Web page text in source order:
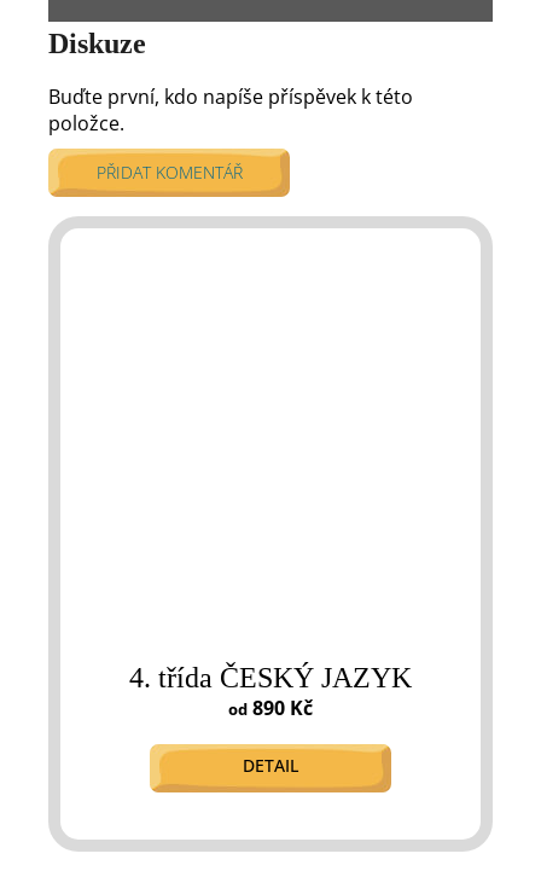
4. třída ČESKÝ JAZYK
od 890 Kč
DETAIL
Diskuze
Buďte první, kdo napíše příspěvek k této
položce.
PŘIDAT KOMENTÁŘ